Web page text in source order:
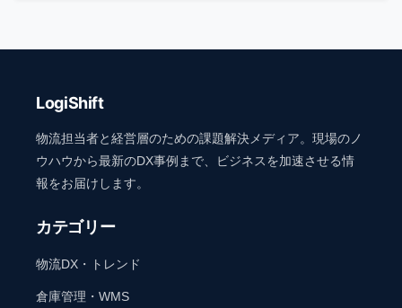
LogiShift
物流担当者と経営層のための課題解決メディア。現場のノ
ウハウから最新のDX事例まで、ビジネスを加速させる情
報をお届けします。
カテゴリー
物流DX・トレンド
倉庫管理・WMS